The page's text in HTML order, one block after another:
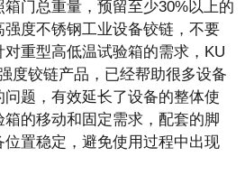
门总重量，预留至少30%以上的
度不锈钢工业设备铰链，不要
重型高低温试验箱的需求，KU
度铰链产品，已经帮助很多设备
题，有效延长了设备的整体使
的移动和固定需求，配套的脚
置稳定，避免使用过程中出现